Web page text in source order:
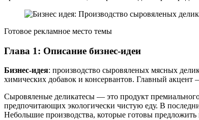
Готовое рекламное место темы
Глава 1: Описание бизнес-идеи
Бизнес-идея: производство сыровяленых мясных
химических добавок и консервантов. Главный
Сыровяленые деликатесы — это продукт
предпочитающих экологически чистую еду. В
Небольшие производства, которые готовы